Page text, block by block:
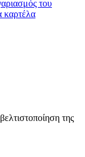
του
καρτέλα
της